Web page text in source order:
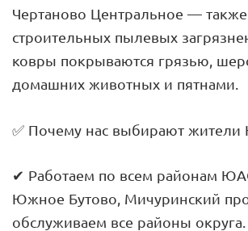
Чертаново Центральное — также
строительных пылевых
ковры покрываются грязью,
домашних животных и пятнами.
✅ Почему нас выбирают
✔ Работаем по всем районам
Южное Бутово, Мичуринский
обслуживаем все районы округа.